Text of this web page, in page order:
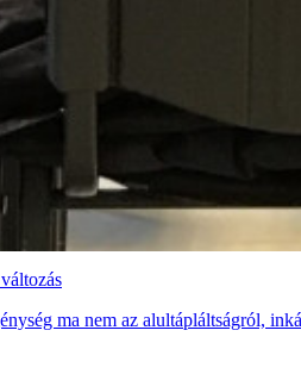
ma nem az alultápláltságról,